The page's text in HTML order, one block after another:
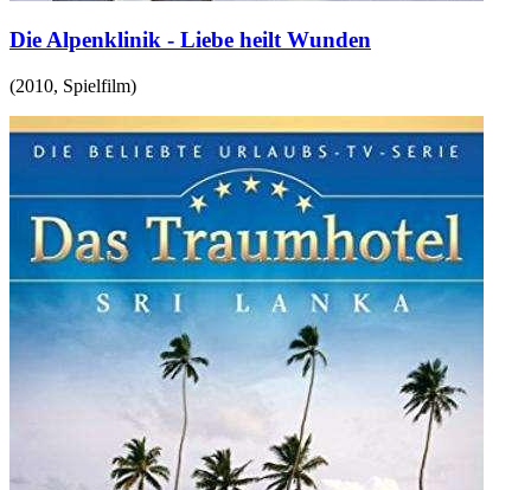
Die Alpenklinik - Liebe heilt Wunden
(2010, Spielfilm)